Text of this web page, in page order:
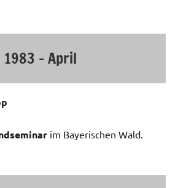
1983 – April
im Bayerischen Wald.